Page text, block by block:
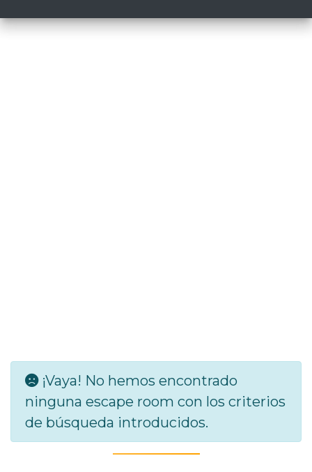
¡Vaya! No hemos encontrado
ninguna escape room con los criterios
de búsqueda introducidos.